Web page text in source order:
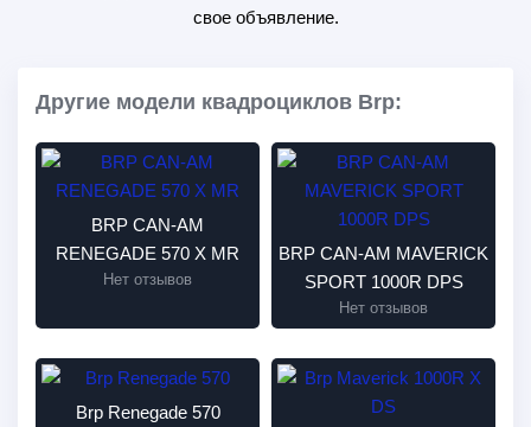
свое объявление.
Другие модели квадроциклов Brp:
BRP CAN-AM
RENEGADE 570 X MR
Нет отзывов
BRP CAN-AM MAVERICK
SPORT 1000R DPS
Нет отзывов
Brp Renegade 570